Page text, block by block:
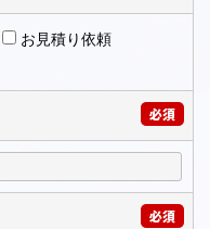
お見積り依頼
必須
必須